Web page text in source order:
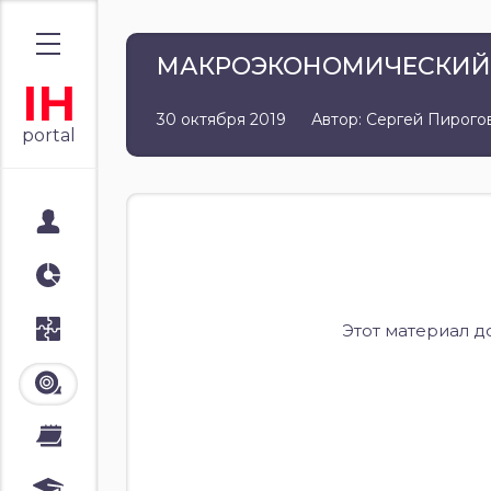
IH
portal
Лента
МАКРОЭКОНОМИЧЕСКИЙ
30 октября 2019 Автор: Сергей
Этот материал